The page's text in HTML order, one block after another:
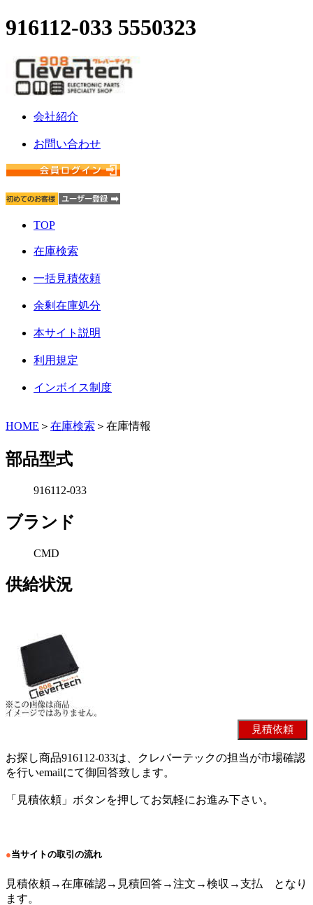
916112-033 5550323
会社紹介
お問い合わせ
TOP
在庫検索
一括見積依頼
余剰在庫処分
本サイト説明
利用規定
インボイス制度
HOME ＞ 在庫検索 ＞在庫情報
部品型式
916112-033
ブランド
CMD
供給状況
お探し商品916112-033は、クレバーテックの担当が市場確認
を行いemailにて御回答致します。
「見積依頼」ボタンを押してお気軽にお進み下さい。
●当サイトの取引の流れ
見積依頼→在庫確認→見積回答→注文→検収→支払 となり
ます。